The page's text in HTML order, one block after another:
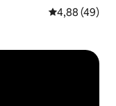
Note
4,88 (49)